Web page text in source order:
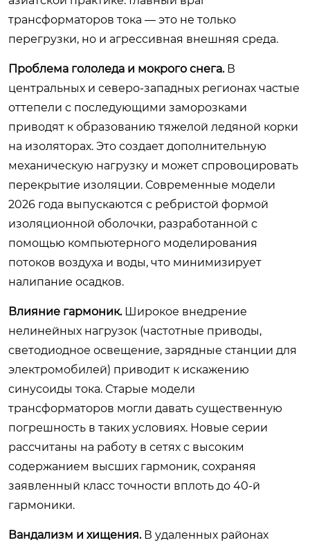
трансформаторов тока — это не только
перегрузки, но и агрессивная внешняя среда.
Проблема гололеда и мокрого снега.В
центральных и северо-западных регионах частые
оттепели с последующими заморозками
приводят к образованию тяжелой ледяной корки
на изоляторах. Это создает дополнительную
механическую нагрузку и может спровоцировать
перекрытие изоляции. Современные модели
2026 года выпускаются с ребристой формой
изоляционной оболочки, разработанной с
помощью компьютерного моделирования
потоков воздуха и воды, что минимизирует
налипание осадков.
Влияние гармоник.Широкое внедрение
нелинейных нагрузок (частотные приводы,
светодиодное освещение, зарядные станции для
электромобилей) приводит к искажению
синусоиды тока. Старые модели
трансформаторов могли давать существенную
погрешность в таких условиях. Новые серии
рассчитаны на работу в сетях с высоким
содержанием высших гармоник, сохраняя
заявленный класс точности вплоть до 40-й
гармоники.
Вандализм и хищения.В удаленных районах